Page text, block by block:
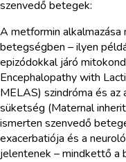
szenvedő betegek:
A metformin
betegségben – ilyen
epizódokkal járó
Encephalopathy with
MELAS) szindróma és
süketség (Maternal
ismerten szenvedő
exacerbatiója és a
jelentenek – mindkettő a